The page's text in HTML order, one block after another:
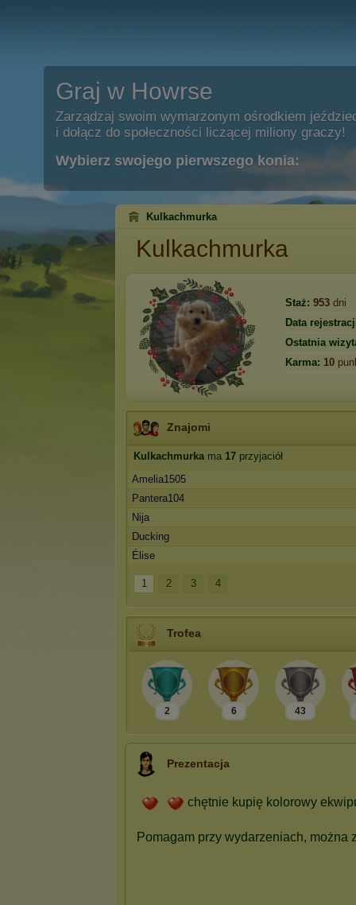
Graj w Howrse
Zarządzaj swoim wymarzonym ośrodkiem
i dołącz do społeczności liczącej miliony graczy!
Wybierz swojego pierwszego konia:
Kulkachmurka
Kulkachmurka
Staż: 953 dni
Data
Ostatnia
Karma: 10
Znajomi
Kulkachmurkama 17 przyjaciół
Amelia1505
Pantera104
Nija
Ducking
Élise
1 2 3 4
Trofea
2 6 43
Prezentacja